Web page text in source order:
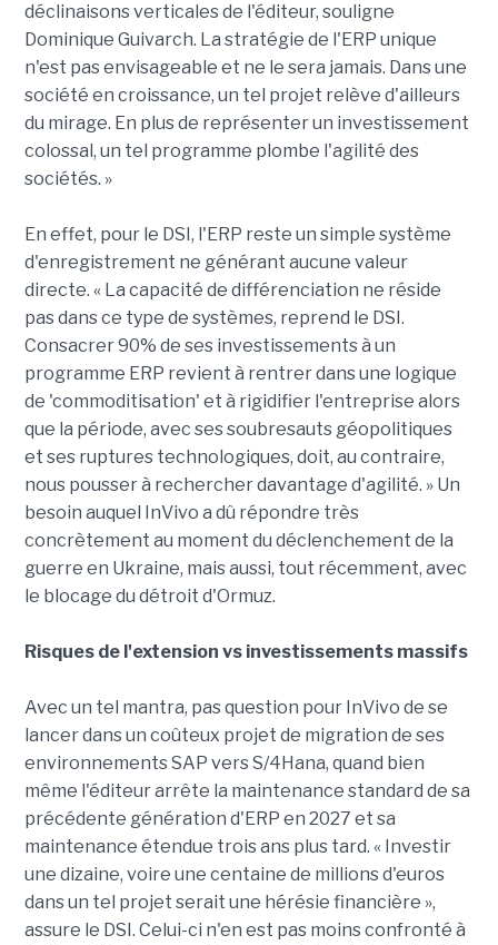
déclinaisons verticales de l'éditeur, souligne
Dominique Guivarch. La stratégie de l'ERP unique
n'est pas envisageable et ne le sera jamais. Dans une
société en croissance, un tel projet relève d'ailleurs
du mirage. En plus de représenter un investissement
colossal, un tel programme plombe l'agilité des
sociétés. »
En effet, pour le DSI, l'ERP reste un simple système
d'enregistrement ne générant aucune valeur
directe. « La capacité de différenciation ne réside
pas dans ce type de systèmes, reprend le DSI.
Consacrer 90% de ses investissements à un
programme ERP revient à rentrer dans une logique
de 'commoditisation' et à rigidifier l'entreprise alors
que la période, avec ses soubresauts géopolitiques
et ses ruptures technologiques, doit, au contraire,
nous pousser à rechercher davantage d'agilité. » Un
besoin auquel InVivo a dû répondre très
concrètement au moment du déclenchement de la
guerre en Ukraine, mais aussi, tout récemment, avec
le blocage du détroit d'Ormuz.
Risques de l'extension vs investissements massifs
Avec un tel mantra, pas question pour InVivo de se
lancer dans un coûteux projet de migration de ses
environnements SAP vers S/4Hana, quand bien
même l'éditeur arrête la maintenance standard de sa
précédente génération d'ERP en 2027 et sa
maintenance étendue trois ans plus tard. « Investir
une dizaine, voire une centaine de millions d'euros
dans un tel projet serait une hérésie financière »,
assure le DSI. Celui-ci n'en est pas moins confronté à